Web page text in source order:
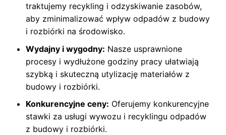
traktujemy recykling i odzyskiwanie zasobów,
aby zminimalizować wpływ odpadów z budowy
i rozbiórki na środowisko.
Wydajny i wygodny: Nasze usprawnione
procesy i wydłużone godziny pracy ułatwiają
szybką i skuteczną utylizację materiałów z
budowy i rozbiórki.
Konkurencyjne ceny: Oferujemy konkurencyjne
stawki za usługi wywozu i recyklingu odpadów
z budowy i rozbiórki.